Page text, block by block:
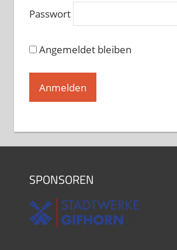
und Kerstin Oltmanns
Hobbytanz bei Ina Langner
Hobbytanz 2 Sascha Jochimski und
Hobbytanzggruppe bei Ina Langner
Hobbytanz bei Lajos Nagy
Sonntag, 18.00 - 19.30
Passwort
Angemeldet bleiben
SPONSOREN